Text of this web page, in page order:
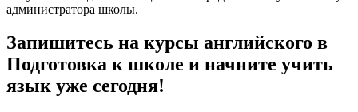
администратора школы.
Запишитесь на курсы английского в
Подготовка к школе и начните учить
язык уже сегодня!